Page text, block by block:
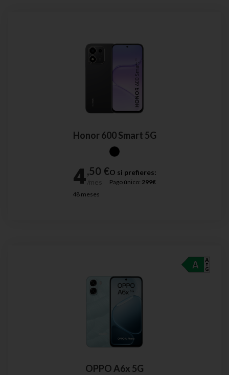
Honor 600 Smart 5G
48 meses
O si prefieres:
Pago único: 299€
OPPO A6x 5G